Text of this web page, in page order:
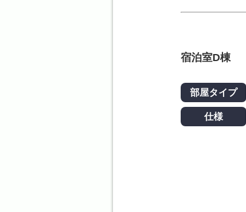
宿泊室D棟
部屋タイプ
仕様